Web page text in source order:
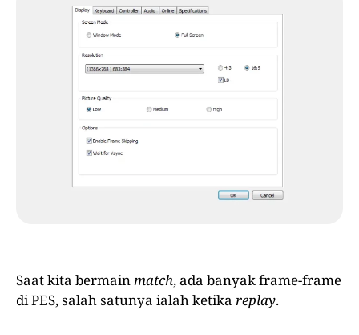
Saat kita bermainmatch, ada banyak frame-frame
di PES, salah satunya ialah ketika replay.